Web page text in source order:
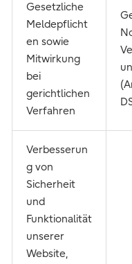
Gesetzliche
Meldepflicht
en sowie
Mitwirkung
bei
gerichtlichen
Verfahren
Verbesserun
g von
Sicherheit
und
Funktionalität
unserer
Website,